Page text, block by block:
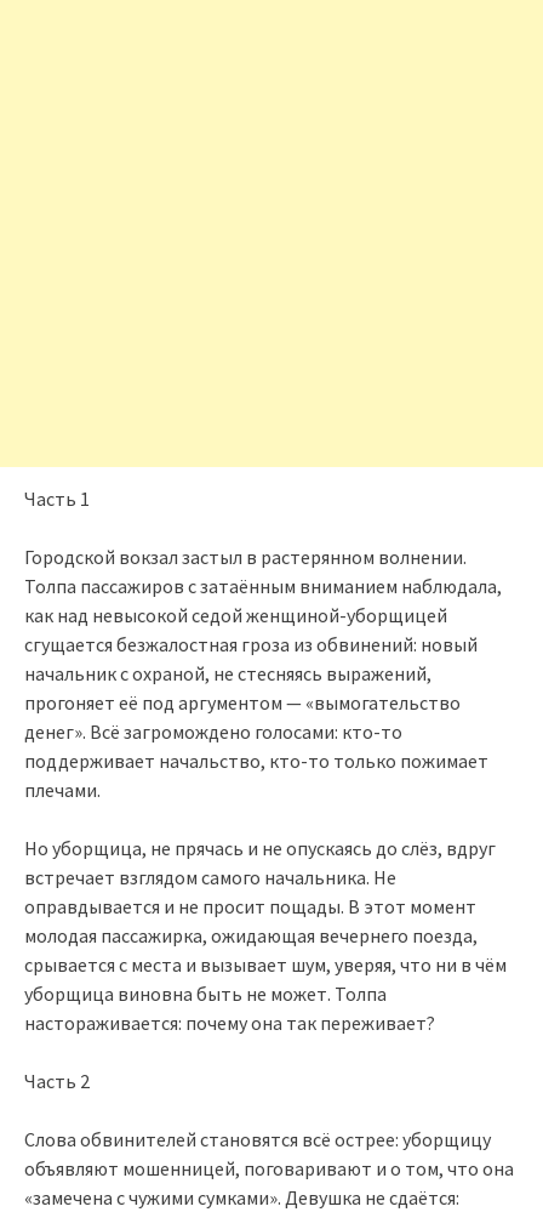
Часть 1
Городской вокзал застыл в растерянном волнении.
Толпа пассажиров с затаённым вниманием наблюдала,
как над невысокой седой женщиной-уборщицей
сгущается безжалостная гроза из обвинений: новый
начальник с охраной, не стесняясь выражений,
прогоняет её под аргументом — «вымогательство
денег». Всё загромождено голосами: кто-то
поддерживает начальство, кто-то только пожимает
плечами.
Но уборщица, не прячась и не опускаясь до слёз, вдруг
встречает взглядом самого начальника. Не
оправдывается и не просит пощады. В этот момент
молодая пассажирка, ожидающая вечернего поезда,
срывается с места и вызывает шум, уверяя, что ни в чём
уборщица виновна быть не может. Толпа
настораживается: почему она так переживает?
Часть 2
Слова обвинителей становятся всё острее: уборщицу
объявляют мошенницей, поговаривают и о том, что она
«замечена с чужими сумками». Девушка не сдаётся: